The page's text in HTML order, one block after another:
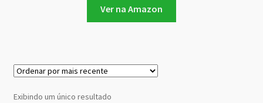
Ver na Amazon
Exibindo um único resultado